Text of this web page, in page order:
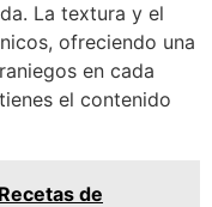
La textura y el
ofreciendo una
en cada
el contenido
de